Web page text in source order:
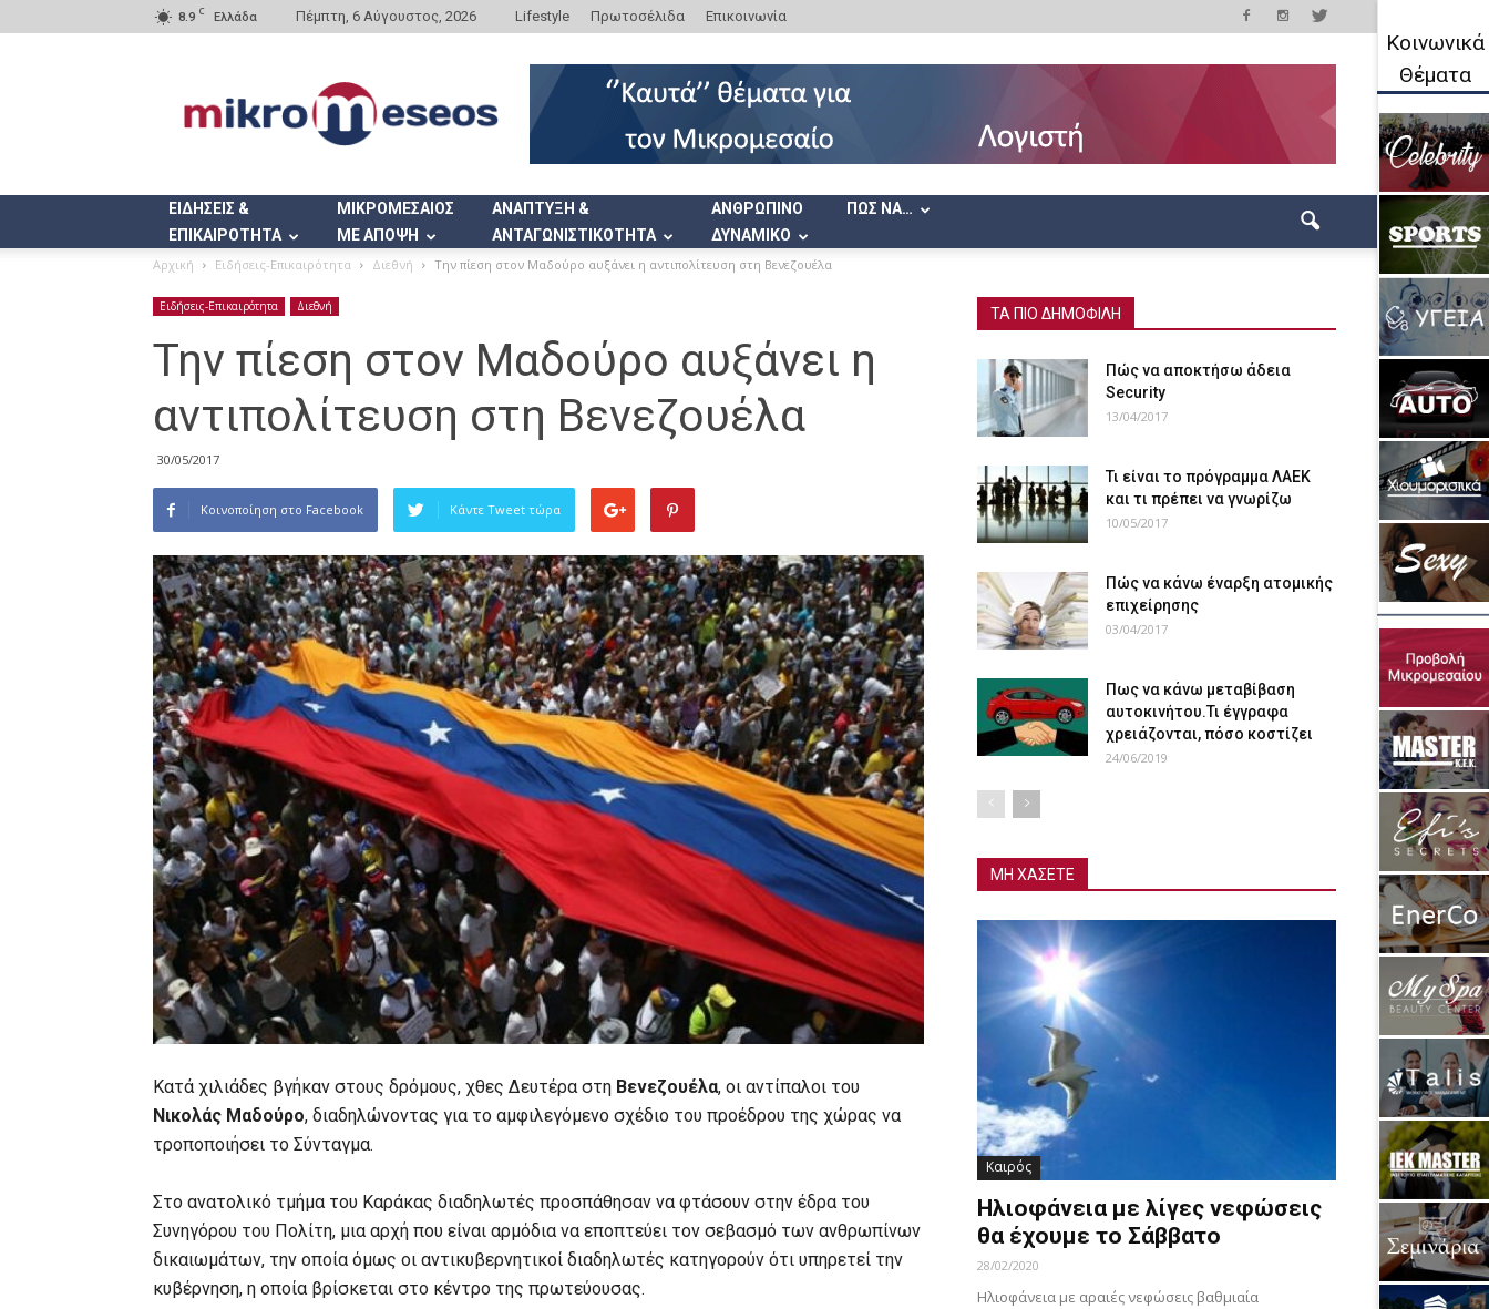
8.9 C Ελλάδα Πέμπτη, 6 Αύγουστος, 2026 Lifestyle Πρωτοσέλιδα Επικοινωνία
ΕΙΔΗΣΕΙΣ &
ΕΠΙΚΑΙΡΟΤΗΤΑ
ΜΙΚΡΟΜΕΣΑΙΟΣ
ΜΕ ΑΠΟΨΗ
ΑΝΑΠΤΥΞΗ &
ΑΝΤΑΓΩΝΙΣΤΙΚΟΤΗΤΑ
ΑΝΘΡΩΠΙΝΟ
ΔΥΝΑΜΙΚΟ
ΠΩΣ ΝΑ…
Αρχική Ειδήσεις-Επικαιρότητα Διεθνή Την πίεση στον Μαδούρο αυξάνει η αντιπολίτευση στη Βενεζουέλα
Ειδήσεις-Επικαιρότητα Διεθνή
Την πίεση στον Μαδούρο αυξάνει η
αντιπολίτευση στη Βενεζουέλα
30/05/2017
Κοινοποίηση στο Facebook Κάντε Tweet τώρα
Kατά χιλιάδες βγήκαν στους δρόμους, χθες Δευτέρα στη Βενεζουέλα, οι αντίπαλοι του
Νικολάς Μαδούρο, διαδηλώνοντας για το αμφιλεγόμενο σχέδιο του προέδρου της χώρας να
τροποποιήσει το Σύνταγμα.
Στο ανατολικό τμήμα του Καράκας διαδηλωτές προσπάθησαν να φτάσουν στην έδρα του
Συνηγόρου του Πολίτη, μια αρχή που είναι αρμόδια να εποπτεύει τον σεβασμό των ανθρωπίνων
δικαιωμάτων, την οποία όμως οι αντικυβερνητικοί διαδηλωτές κατηγορούν ότι υπηρετεί την
κυβέρνηση, η οποία βρίσκεται στο κέντρο της πρωτεύουσας.
ΤΑ ΠΙΟ ΔΗΜΟΦΙΛΗ
Πώς να αποκτήσω άδεια
Security
13/04/2017
Τι είναι το πρόγραμμα ΛΑΕΚ
και τι πρέπει να γνωρίζω
10/05/2017
Πώς να κάνω έναρξη ατομικής
επιχείρησης
03/04/2017
Πως να κάνω μεταβίβαση
αυτοκινήτου.Τι έγγραφα
χρειάζονται, πόσο κοστίζει
24/06/2019
ΜΗ ΧΑΣΕΤΕ
Καιρός
Ηλιοφάνεια με λίγες νεφώσεις
θα έχουμε το Σάββατο
28/02/2020
Ηλιοφάνεια με αραιές νεφώσεις βαθμιαία
Κοινωνικά
Θέματα